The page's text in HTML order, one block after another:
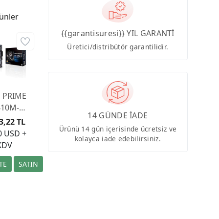
DDR4
USD +
TL
{{garantisuresi}} YIL GARANTİ
Üretici/distribütör garantilidir.
14 GÜNDE İADE
Ürünü 14 gün içerisinde ücretsiz ve
kolayca iade edebilirsiniz.